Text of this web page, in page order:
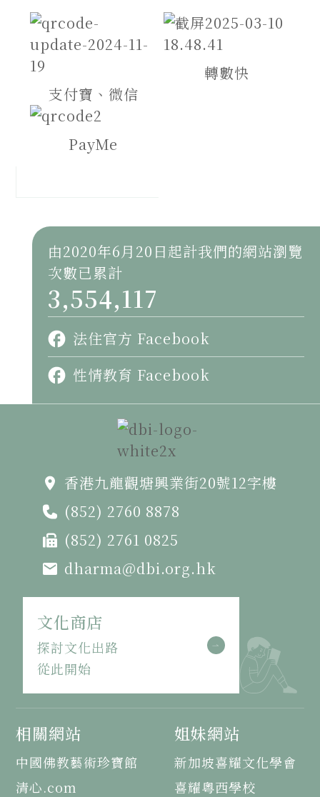
支付寶、微信
轉數快
PayMe
由2020年6月20日起計我們的網站瀏覽
次數已累計
3,554,117
法住官方 Facebook
性情教育 Facebook
香港九龍觀塘興業街20號12字樓
(852) 2760 8878
(852) 2761 0825
dharma@dbi.org.hk
文化商店
探討文化出路
從此開始
相關網站
中國佛教藝術珍寶館
清心.com
姐妹網站
新加坡喜耀文化學會
喜耀粵西學校